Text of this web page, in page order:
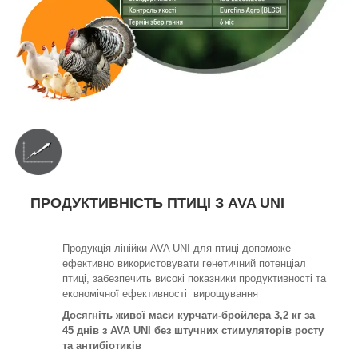
ПРОДУКТИВНІСТЬ ПТИЦІ З AVA UNI
Продукція лінійки AVA UNI для птиці допоможе
ефективно використовувати генетичний потенціал
птиці, забезпечить високі показники продуктивності та
економічної ефективності вирощування
Досягніть живої маси курчати-бройлера 3,2 кг за
45 днів з AVA UNI без штучних стимуляторів росту
та антибіотиків